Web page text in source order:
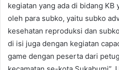
kegiatan yang ada di bidang KB
oleh para subko, yaitu subko
kesehatan reproduksi dan
di isi juga dengan kegiatan
game dengan peserta dari